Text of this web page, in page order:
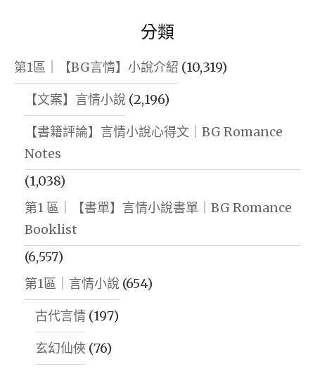
分類
第1區｜【BG言情】小說介紹 (10,319)
【文案】言情小說 (2,196)
【書籍評論】言情小說心得文｜BG Romance
Notes
(1,038)
第1 區｜【書單】言情小說書單｜BG Romance
Booklist
(6,557)
第1區｜言情小說 (654)
古代言情 (197)
玄幻仙俠 (76)